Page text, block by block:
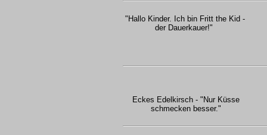
"Hallo Kinder. Ich bin Fritt the Kid -
der Dauerkauer!"
Eckes Edelkirsch - "Nur Küsse
schmecken besser."